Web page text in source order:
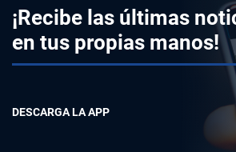
¡Recibe las últimas
en tus propias manos!
DESCARGA LA APP